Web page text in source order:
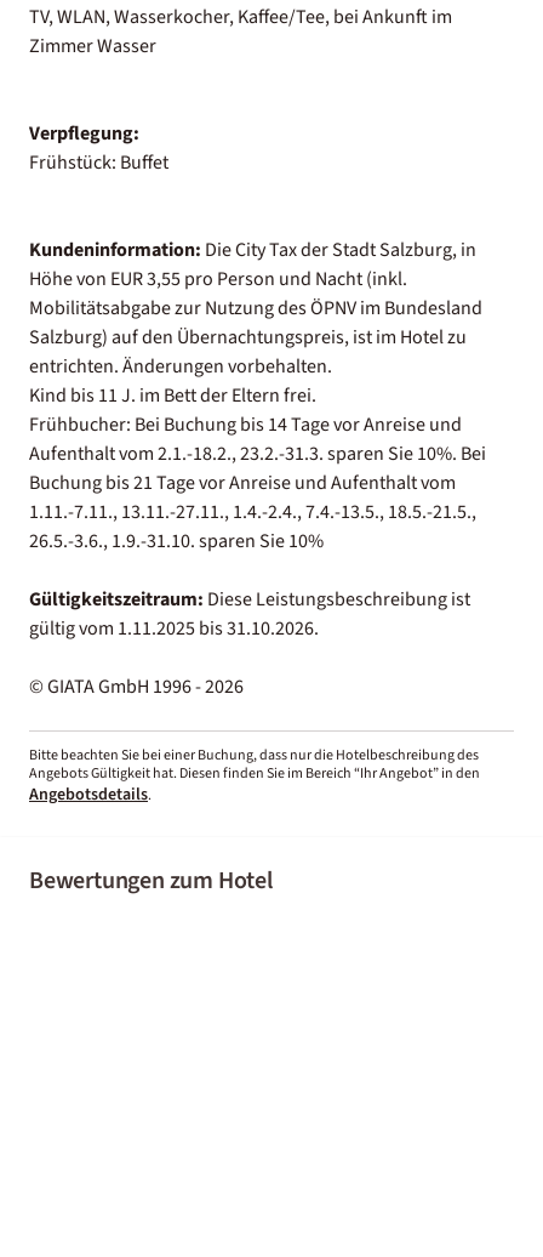
TV, WLAN, Wasserkocher, Kaffee/Tee, bei Ankunft im
Zimmer Wasser
Verpflegung:
Frühstück: Buffet
Kundeninformation: Die City Tax der Stadt Salzburg, in
Höhe von EUR 3,55 pro Person und Nacht (inkl.
Mobilitätsabgabe zur Nutzung des ÖPNV im Bundesland
Salzburg) auf den Übernachtungspreis, ist im Hotel zu
entrichten. Änderungen vorbehalten.
Kind bis 11 J. im Bett der Eltern frei.
Frühbucher: Bei Buchung bis 14 Tage vor Anreise und
Aufenthalt vom 2.1.-18.2., 23.2.-31.3. sparen Sie 10%. Bei
Buchung bis 21 Tage vor Anreise und Aufenthalt vom
1.11.-7.11., 13.11.-27.11., 1.4.-2.4., 7.4.-13.5., 18.5.-21.5.,
26.5.-3.6., 1.9.-31.10. sparen Sie 10%
Gültigkeitszeitraum: Diese Leistungsbeschreibung ist
gültig vom 1.11.2025 bis 31.10.2026.
© GIATA GmbH 1996 - 2026
Bitte beachten Sie bei einer Buchung, dass nur die Hotelbeschreibung des
Angebots Gültigkeit hat. Diesen finden Sie im Bereich “Ihr Angebot” in den
Angebotsdetails.
Bewertungen zum Hotel